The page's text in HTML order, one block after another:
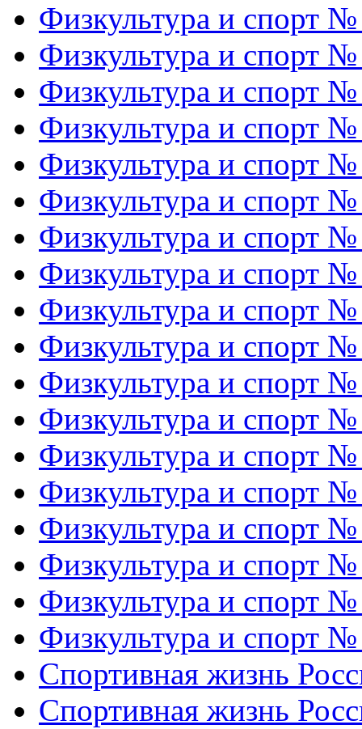
Физкультура и спорт
Физкультура и спорт
Физкультура и спорт
Физкультура и спорт
Физкультура и спорт
Физкультура и спорт
Физкультура и спорт
Физкультура и спорт
Физкультура и спорт
Физкультура и спорт
Физкультура и спорт
Физкультура и спорт
Физкультура и спорт
Физкультура и спорт
Физкультура и спорт
Физкультура и спорт
Физкультура и спорт
Физкультура и спорт
Спортивная жизнь
Спортивная жизнь